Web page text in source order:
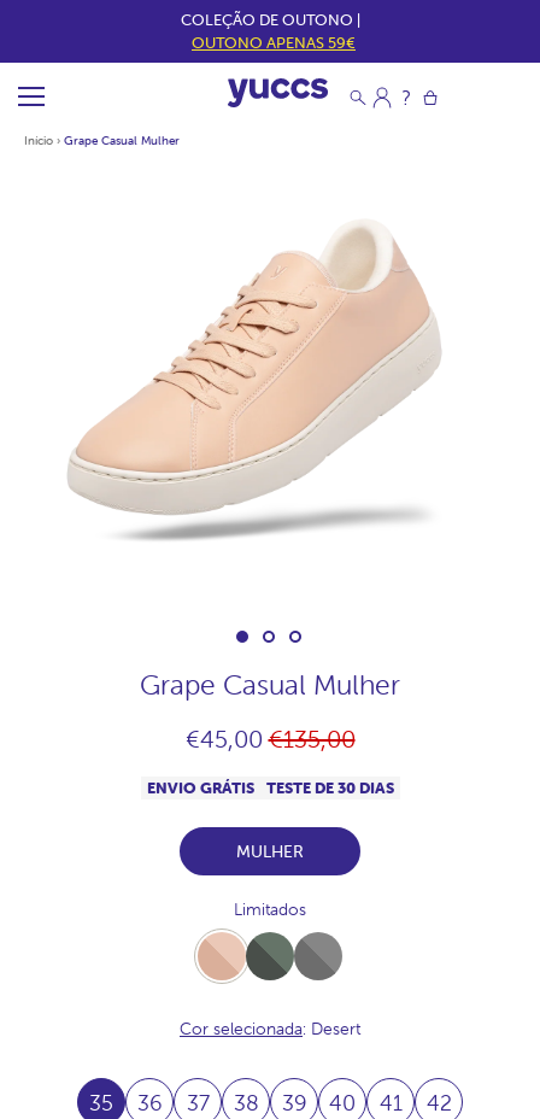
COLEÇÃO DE OUTONO |
OUTONO APENAS 59€
Início › Grape Casual Mulher
Grape Casual Mulher
€45,00Preço
€135,00
ENVIO GRÁTIS TESTE DE 30 DIAS
MULHER
Limitados
Desert
Full-
Khaki
Full-
Acero
Cor selecionada: Desert
35 36 37 38 39 40 41 42